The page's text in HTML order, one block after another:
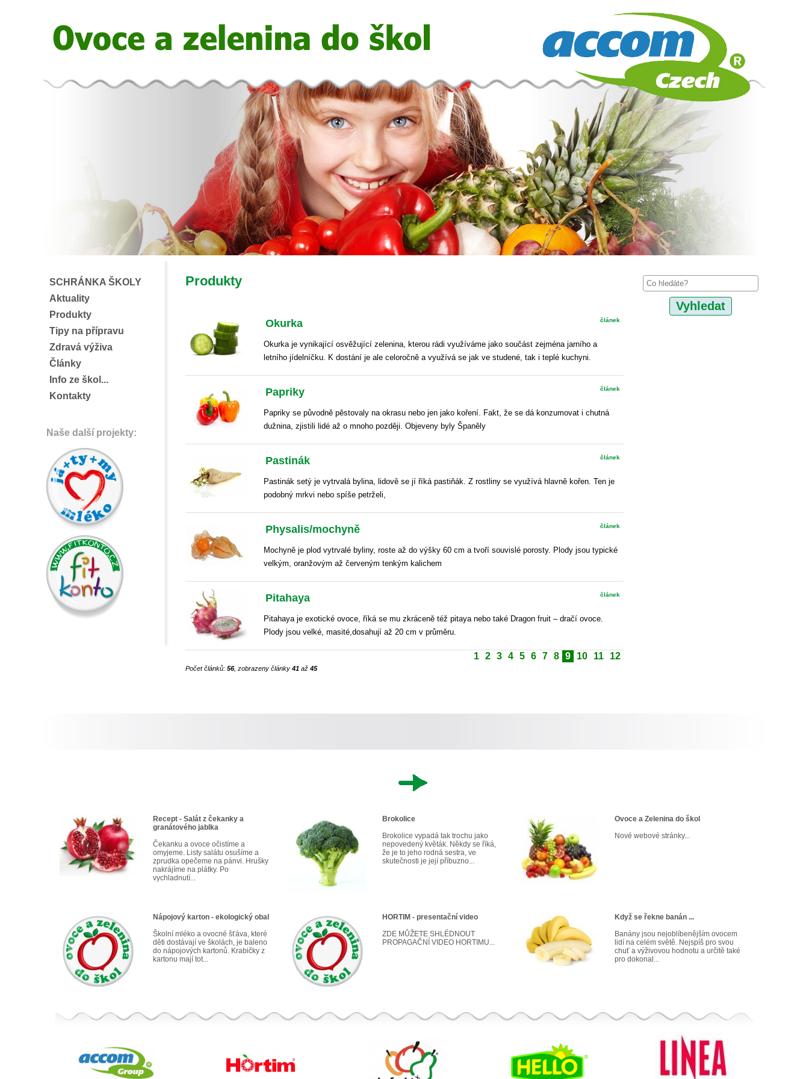
SCHRÁNKA ŠKOLY
Aktuality
Produkty
Tipy na přípravu
Zdravá výživa
Články
Info ze škol...
Kontakty
Naše další projekty:
Produkty
Okurka článek
Okurka je vynikající osvěžující zelenina, kterou rádi využíváme jako součást zejména jarního a
letního jídelníčku. K dostání je ale celoročně a využívá se jak ve studené, tak i teplé kuchyni.
Papriky článek
Papriky se původně pěstovaly na okrasu nebo jen jako koření. Fakt, že se dá konzumovat i chutná
dužnina, zjistili lidé až o mnoho později. Objeveny byly Španěly
Pastinák článek
Pastinák setý je vytrvalá bylina, lidově se jí říká pastiňák. Z rostliny se využívá hlavně kořen. Ten je
podobný mrkvi nebo spíše petrželi,
Physalis/mochyně článek
Mochyně je plod vytrvalé byliny, roste až do výšky 60 cm a tvoří souvislé porosty. Plody jsou typické
velkým, oranžovým až červeným tenkým kalichem
Pitahaya článek
Pitahaya je exotické ovoce, říká se mu zkráceně též pitaya nebo také Dragon fruit – dračí ovoce.
Plody jsou velké, masité,dosahují až 20 cm v průměru.
1 2 3 4 5 6 7 8 9 10 11 12
Počet článků: 56 , zobrazeny články 41 až 45
Recept - Salát z čekanky a
granátového jablka
Čekanku a ovoce očistíme a
omyjeme. Listy salátu osušíme a
zprudka opečeme na pánvi. Hrušky
nakrájíme na plátky. Po
vychladnutí...
Brokolice
Brokolice vypadá tak trochu jako
nepovedený květák. Někdy se říká,
že je to jeho rodná sestra, ve
skutečnosti je její příbuzno...
Ovoce a Zelenina do škol
Nové webové stránky...
Nápojový karton - ekologický obal
Školní mléko a ovocné šťáva, které
děti dostávají ve školách, je baleno
do nápojových kartonů. Krabičky z
kartonu mají tot...
HORTIM - presentační video
ZDE MŮŽETE SHLÉDNOUT
PROPAGAČNÍ VIDEO HORTIMU...
Když se řekne banán ...
Banány jsou nejoblíbenějším ovocem
lidí na celém světě. Nejspíš pro svou
chuť a výživovou hodnotu a určitě také
pro dokonal...